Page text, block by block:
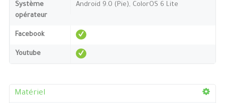
Système
opérateur
Android 9.0 (Pie), ColorOS 6 Lite
Facebook
Youtube
Matériel